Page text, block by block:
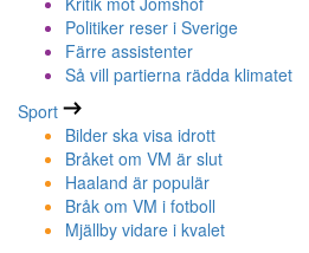
Politiker reser i Sverige
Färre assistenter
Så vill partierna rädda klimatet
Sport
Bilder ska visa idrott
Bråket om VM är slut
Haaland är populär
Bråk om VM i fotboll
Mjällby vidare i kvalet